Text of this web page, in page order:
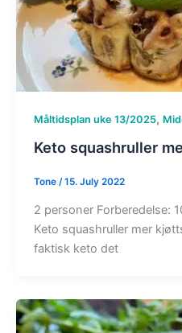
Måltidsplan uke 13/2025,
Keto squashruller
Tone /15. July 2022
2 personer Forberedelse:
Keto squashruller mer
faktisk keto det